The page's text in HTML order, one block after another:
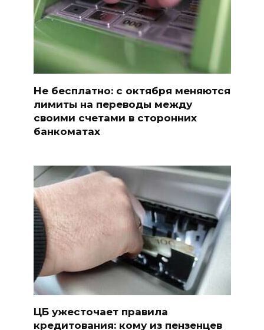
Не бесплатно: с октября меняются
лимиты на переводы между
своими счетами в сторонних
банкоматах
ЦБ ужесточает правила
кредитования: кому из пензенцев